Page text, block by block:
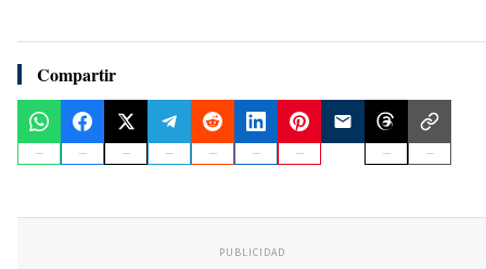
Compartir
PUBLICIDAD